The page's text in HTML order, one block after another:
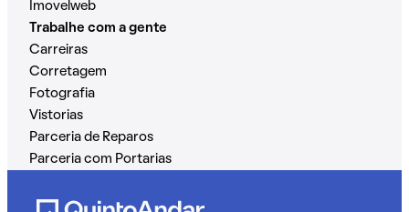
Imovelweb
Trabalhe com a gente
Carreiras
Corretagem
Fotografia
Vistorias
Parceria de Reparos
Parceria com Portarias